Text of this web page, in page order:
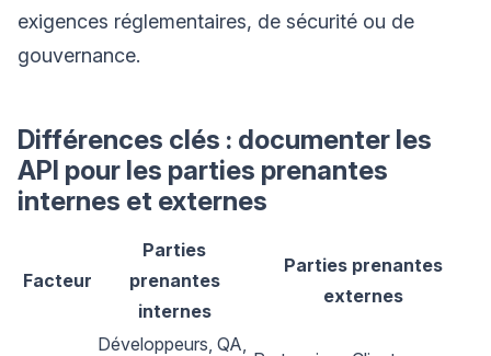
exigences réglementaires, de sécurité ou de
gouvernance.
Différences clés : documenter les
API pour les parties prenantes
internes et externes
Facteur
Parties
prenantes
internes
Parties prenantes
externes
Développeurs, QA,